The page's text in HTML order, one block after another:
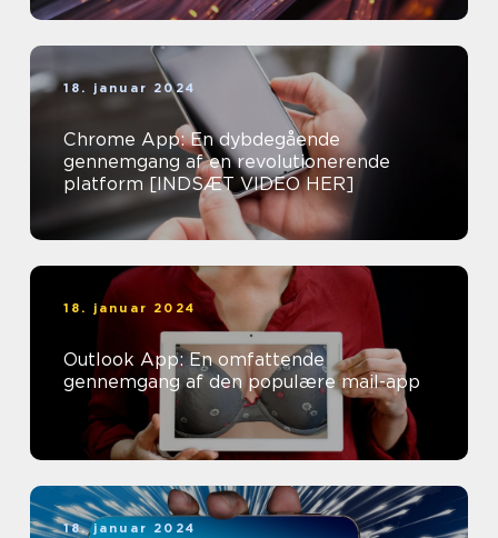
18. januar 2024
Chrome App: En dybdegående
gennemgang af en revolutionerende
platform [INDSÆT VIDEO HER]
18. januar 2024
Outlook App: En omfattende
gennemgang af den populære mail-app
18. januar 2024